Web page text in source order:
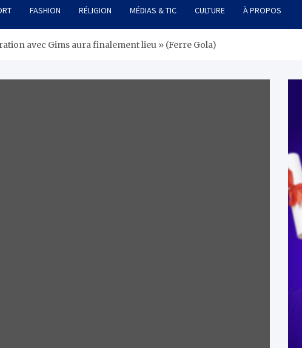
FASHION RÉLIGION MÉDIAS & TIC CULTURE À PROPOS
avec Gims aura finalement lieu » (Ferre Gola)